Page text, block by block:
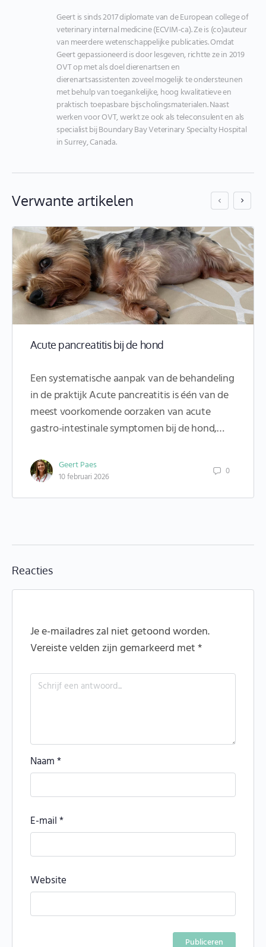
Geert is sinds 2017 diplomate van de European college of
veterinary internal medicine (ECVIM-ca). Ze is (co)auteur
van meerdere wetenschappelijke publicaties. Omdat
Geert gepassioneerd is door lesgeven, richtte ze in 2019
OVT op met als doel dierenartsen en
dierenartsassistenten zoveel mogelijk te ondersteunen
met behulp van toegankelijke, hoog kwalitatieve en
praktisch toepasbare bijscholingsmaterialen. Naast
werken voor OVT, werkt ze ook als teleconsulent en als
specialist bij Boundary Bay Veterinary Specialty Hospital
in Surrey, Canada.
Verwante artikelen
Acute pancreatitis bij de hond
Een systematische aanpak van de behandeling
in de praktijk Acute pancreatitis is één van de
meest voorkomende oorzaken van acute
gastro-intestinale symptomen bij de hond,…
Geert Paes
10 februari 2026 0
Reacties
Je e-mailadres zal niet getoond worden.
Vereiste velden zijn gemarkeerd met*
Naam*
E-mail*
Website